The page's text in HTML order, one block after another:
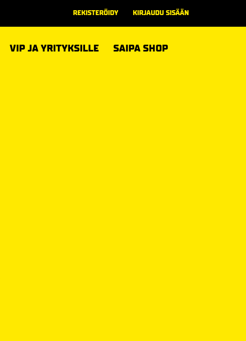
REKISTERÖIDY KIRJAUDU SISÄÄN
VIP JA YRITYKSILLE SAIPA SHOP